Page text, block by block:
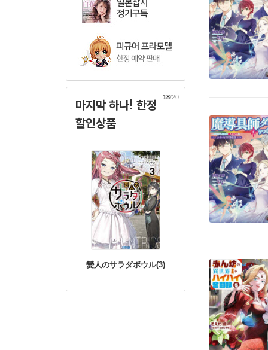
마지막 하나! 한정
할인상품
變人のサラダボウル(3)
18/20